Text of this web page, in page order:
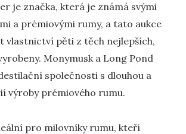
je značka, která je známá svými
a prémiovými rumy, a tato aukce
vlastnictví pěti z těch nejlepších,
Monymusk a Long Pond
společnosti s dlouhou a
výroby prémiového rumu.
pro milovníky rumu, kteří